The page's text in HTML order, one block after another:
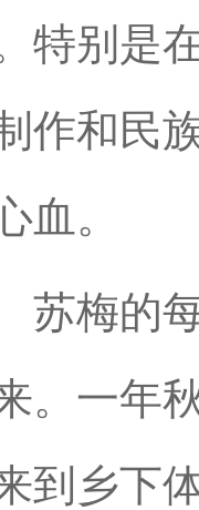
特别是
作和民
血。
梅的每
。一年
到乡下